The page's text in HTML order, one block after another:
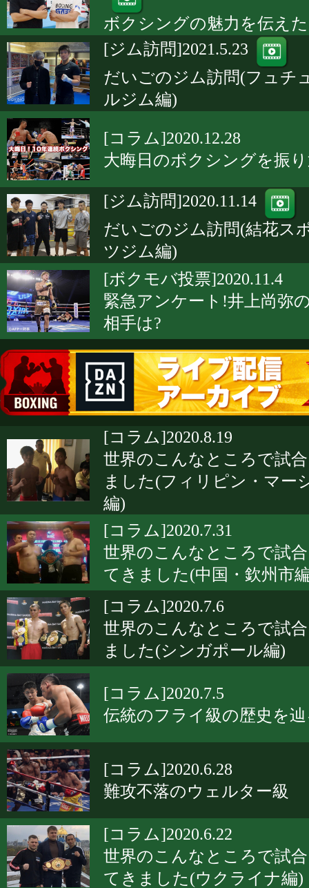
ボクシングの魅力を伝え
[ジム訪問]2021.5.23
だいごのジム訪問(フュチ
ルジム編)
[コラム]2020.12.28
大晦日のボクシングを振
[ジム訪問]2020.11.14
だいごのジム訪問(結花ス
ツジム編)
[ボクモバ投票]2020.11.4
緊急アンケート!井上尚弥
相手は?
[コラム]2020.8.19
世界のこんなところで試
ました(フィリピン・マー
編)
[コラム]2020.7.31
世界のこんなところで試
てきました(中国・欽州市
[コラム]2020.7.6
世界のこんなところで試
ました(シンガポール編)
[コラム]2020.7.5
伝統のフライ級の歴史を
[コラム]2020.6.28
難攻不落のウェルター級
[コラム]2020.6.22
世界のこんなところで試
てきました(ウクライナ編)